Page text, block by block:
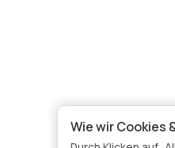
Wie wir Cookies